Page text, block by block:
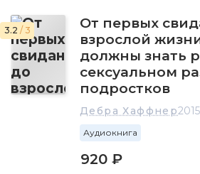
3.2 / 3
От первых
взрослой
должны знать
сексуальном
подростков
Дебра Хаффнер2015
Аудиокнига
920 ₽